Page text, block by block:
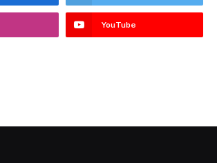
YouTube